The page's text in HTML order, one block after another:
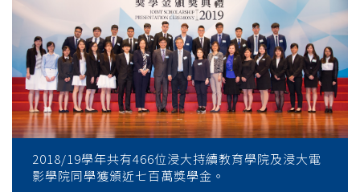
College
of
International
Education
2018/19學年共有466位浸大持續教育學院及浸大電
影學院同學獲頒近七百萬獎學金。